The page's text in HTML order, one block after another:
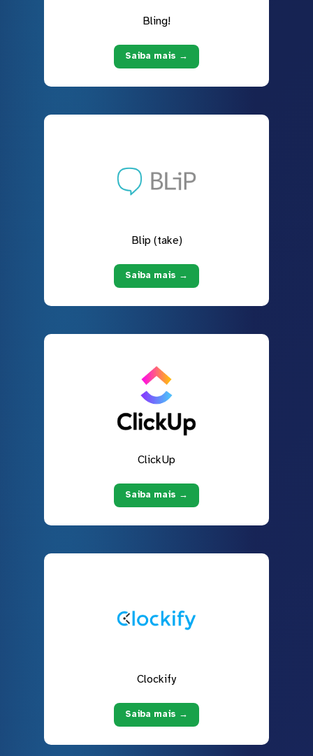
Bling!
Saiba mais →
Blip (take)
Saiba mais →
ClickUp
Saiba mais →
Clockify
Saiba mais →